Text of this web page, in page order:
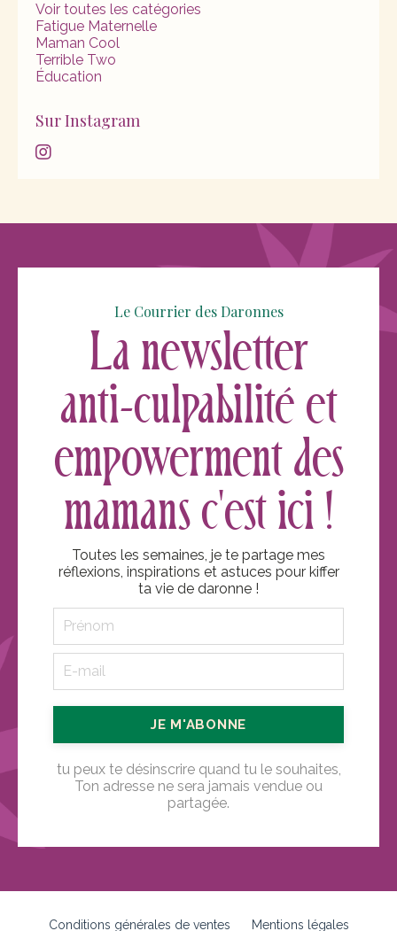
Voir toutes les catégories
Fatigue Maternelle
Maman Cool
Terrible Two
Éducation
Sur Instagram
Le Courrier des Daronnes
La newsletter
anti-culpabilité et
empowerment des
mamans c'est ici !
Toutes les semaines, je te partage mes
réflexions, inspirations et astuces pour kiffer
ta vie de daronne !
JE M'ABONNE
tu peux te désinscrire quand tu le souhaites,
Ton adresse ne sera jamais vendue ou
partagée.
Conditions générales de ventes Mentions légales